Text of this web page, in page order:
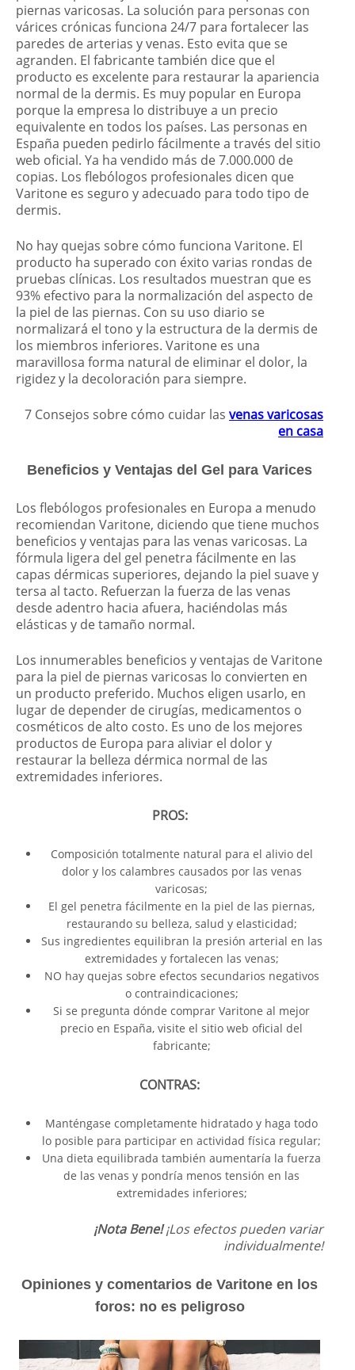
piernas varicosas. La solución para personas con
várices crónicas funciona 24/7 para fortalecer las
paredes de arterias y venas. Esto evita que se
agranden. El fabricante también dice que el
producto es excelente para restaurar la apariencia
normal de la dermis. Es muy popular en Europa
porque la empresa lo distribuye a un precio
equivalente en todos los países. Las personas en
España pueden pedirlo fácilmente a través del sitio
web oficial. Ya ha vendido más de 7.000.000 de
copias. Los flebólogos profesionales dicen que
Varitone es seguro y adecuado para todo tipo de
dermis.
No hay quejas sobre cómo funciona Varitone. El
producto ha superado con éxito varias rondas de
pruebas clínicas. Los resultados muestran que es
93% efectivo para la normalización del aspecto de
la piel de las piernas. Con su uso diario se
normalizará el tono y la estructura de la dermis de
los miembros inferiores. Varitone es una
maravillosa forma natural de eliminar el dolor, la
rigidez y la decoloración para siempre.
7 Consejos sobre cómo cuidar las venas varicosas
en casa
Beneficios y Ventajas del Gel para Varices
Los flebólogos profesionales en Europa a menudo
recomiendan Varitone, diciendo que tiene muchos
beneficios y ventajas para las venas varicosas. La
fórmula ligera del gel penetra fácilmente en las
capas dérmicas superiores, dejando la piel suave y
tersa al tacto. Refuerzan la fuerza de las venas
desde adentro hacia afuera, haciéndolas más
elásticas y de tamaño normal.
Los innumerables beneficios y ventajas de Varitone
para la piel de piernas varicosas lo convierten en
un producto preferido. Muchos eligen usarlo, en
lugar de depender de cirugías, medicamentos o
cosméticos de alto costo. Es uno de los mejores
productos de Europa para aliviar el dolor y
restaurar la belleza dérmica normal de las
extremidades inferiores.
PROS:
Composición totalmente natural para el alivio del
dolor y los calambres causados ​​por las venas
varicosas;
El gel penetra fácilmente en la piel de las piernas,
restaurando su belleza, salud y elasticidad;
Sus ingredientes equilibran la presión arterial en las
extremidades y fortalecen las venas;
NO hay quejas sobre efectos secundarios negativos
o contraindicaciones;
Si se pregunta dónde comprar Varitone al mejor
precio en España, visite el sitio web oficial del
fabricante;
CONTRAS:
Manténgase completamente hidratado y haga todo
lo posible para participar en actividad física regular;
Una dieta equilibrada también aumentaría la fuerza
de las venas y pondría menos tensión en las
extremidades inferiores;
¡Nota Bene!¡Los efectos pueden variar
individualmente!
Opiniones y comentarios de Varitone en los
foros: no es peligroso